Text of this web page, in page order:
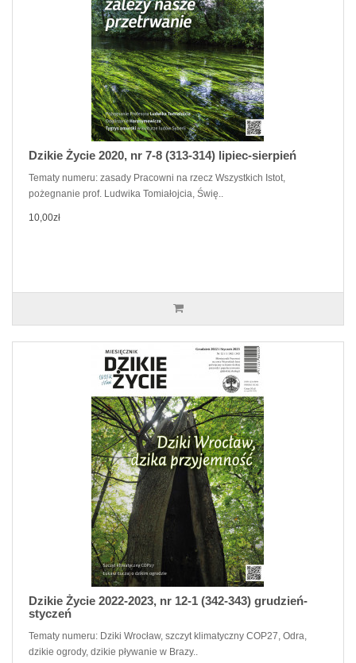
Dzikie Życie 2020, nr 7-8 (313-314) lipiec-sierpień
Tematy numeru: zasady Pracowni na rzecz Wszystkich Istot,
pożegnanie prof. Ludwika Tomiałojcia, Świę..
10,00zł
Dzikie Życie 2022-2023, nr 12-1 (342-343) grudzień-
styczeń
Tematy numeru: Dziki Wrocław, szczyt klimatyczny COP27, Odra,
dzikie ogrody, dzikie pływanie w Brazy..